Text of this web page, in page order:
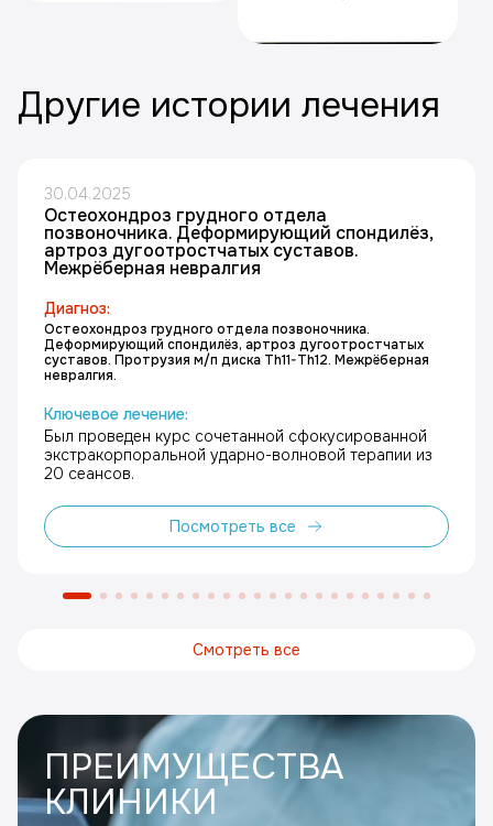
Другие истории лечения
30.04.2025
Остеохондроз грудного отдела
позвоночника. Деформирующий спондилёз,
артроз дугоотростчатых суставов.
Межрёберная невралгия
Диагноз:
Остеохондроз грудного отдела позвоночника.
Деформирующий спондилёз, артроз дугоотростчатых
суставов. Протрузия м/п диска Th11-Th12. Межрёберная
невралгия.
Ключевое лечение:
Был проведен курс сочетанной сфокусированной
экстракорпоральной ударно-волновой терапии из
20 сеансов.
Посмотреть все
Смотреть все
ПРЕИМУЩЕСТВА
КЛИНИКИ